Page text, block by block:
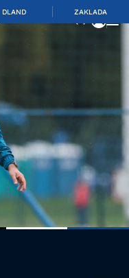
DLAND ZAKLADA